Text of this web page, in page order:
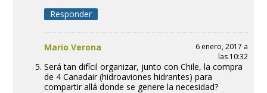
Responder
Mario Verona
6 enero, 2017 a
las 10:32
Será tan difícil organizar, junto con Chile, la compra
de 4 Canadair (hidroaviones hidrantes) para
compartir allá donde se genere la necesidad?